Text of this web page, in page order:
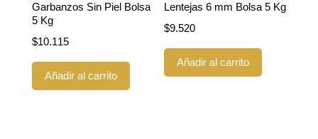
Garbanzos Sin Piel Bolsa
5 Kg
$10.115
Añadir al carrito
Lentejas 6 mm Bolsa 5 Kg
$9.520
Añadir al carrito